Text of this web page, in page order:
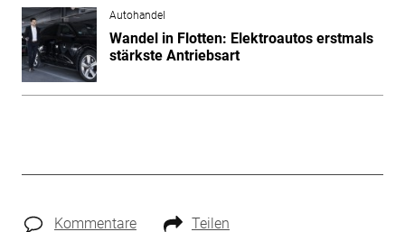
Autohandel
Wandel in Flotten: Elektroautos erstmals
stärkste Antriebsart
Kommentare Teilen